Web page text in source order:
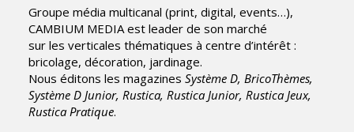
Groupe média multicanal (print, digital, events…),
CAMBIUM MEDIA est leader de son marché
sur les verticales thématiques à centre d’intérêt :
bricolage, décoration, jardinage.
Nous éditons les magazines Système D, BricoThèmes,
Système D Junior, Rustica, Rustica Junior, Rustica Jeux,
Rustica Pratique.